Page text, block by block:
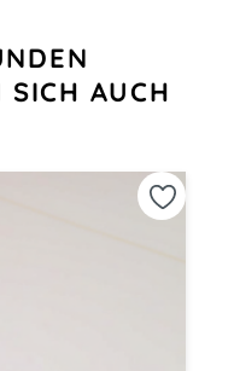
SICH AUCH